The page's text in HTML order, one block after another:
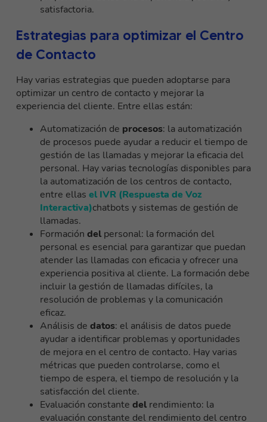
satisfactoria.
Estrategias para optimizar el Centro
de Contacto
Hay varias estrategias que pueden adoptarse para
optimizar un centro de contacto y mejorar la
experiencia del cliente. Entre ellas están:
Automatización de procesos: la automatización
de procesos puede ayudar a reducir el tiempo de
gestión de las llamadas y mejorar la eficacia del
personal. Hay varias tecnologías disponibles para
la automatización de los centros de contacto,
entre ellas el IVR (Respuesta de Voz
Interactiva)chatbots y sistemas de gestión de
llamadas.
Formación del personal: la formación del
personal es esencial para garantizar que puedan
atender las llamadas con eficacia y ofrecer una
experiencia positiva al cliente. La formación debe
incluir la gestión de llamadas difíciles, la
resolución de problemas y la comunicación
eficaz.
Análisis de datos: el análisis de datos puede
ayudar a identificar problemas y oportunidades
de mejora en el centro de contacto. Hay varias
métricas que pueden controlarse, como el
tiempo de espera, el tiempo de resolución y la
satisfacción del cliente.
Evaluación constante del rendimiento: la
evaluación constante del rendimiento del centro